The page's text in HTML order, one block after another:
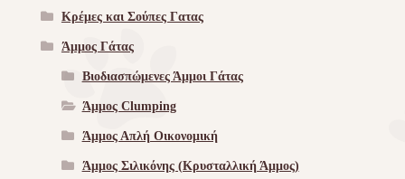
Κρέμες και Σούπες Γατας
Άμμος Γάτας
Βιοδιασπώμενες Άμμοι Γάτας
Άμμος Clumping
Άμμος Απλή Οικονομική
Άμμος Σιλικόνης (Κρυσταλλική Άμμος)